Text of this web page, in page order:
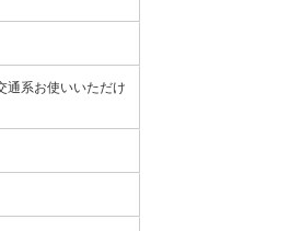
通系お使いいただけ